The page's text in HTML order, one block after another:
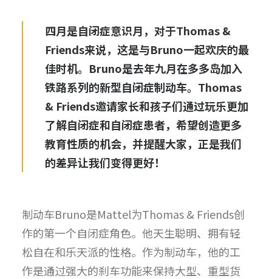
四月是自闭症意识月，对于Thomas &
Friends来说，这是与Bruno一起欢庆的最
佳时机。Bruno是去年九月在多多岛加入
铁路系列的新型自闭症制动车。Thomas
& Friends邀请家长和孩子们通过玩乐更加
了解自闭症和自闭症患者，希望创造更多
教育性质的机会，并提醒大家，正是我们
的差异让我们变得更好！
制动车Bruno是Mattel为Thomas & Friends创
作的第一个自闭症角色。他天生聪明、拥有轻
松自在和乐天派的性格。作为制动车，他的工
作是通过强大的刹车功能来保持大型、重型货